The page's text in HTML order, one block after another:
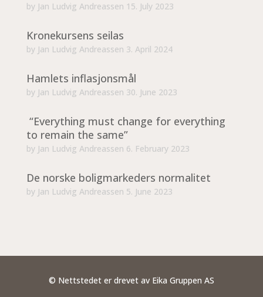
by Jan Ludvig Andreassen 15. July 2023
Kronekursens seilas
by Jan Ludvig Andreassen 3. April 2024
Hamlets inflasjonsmål
by Jan Ludvig Andreassen 30. June 2023
“Everything must change for everything
to remain the same”
by Jan Ludvig Andreassen 6. February 2023
De norske boligmarkeders normalitet
by Jan Ludvig Andreassen 5. June 2023
© Nettstedet er drevet av Eika Gruppen AS